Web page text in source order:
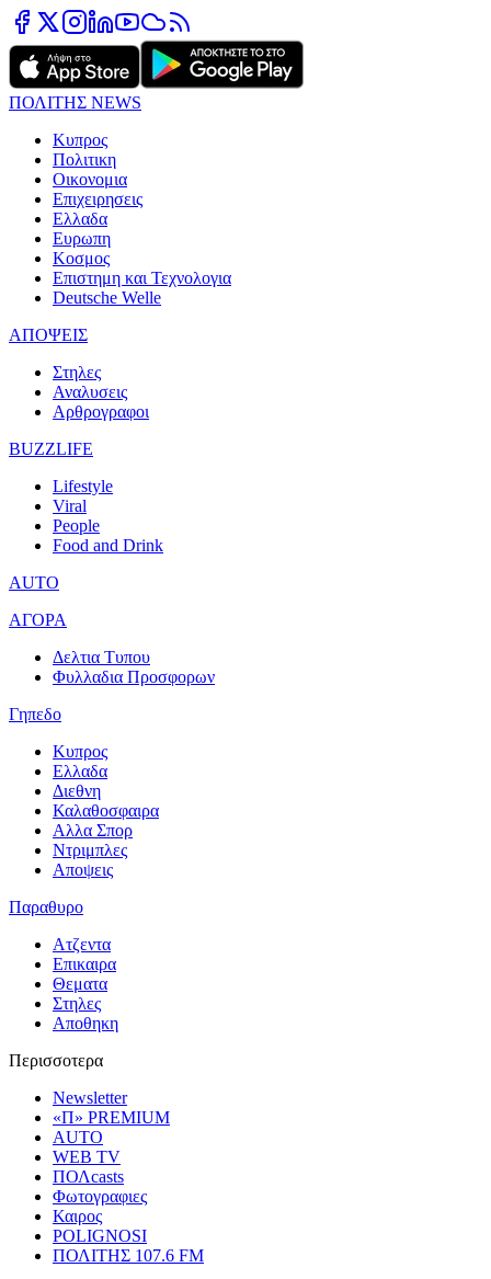
ΠΟΛΙΤΗΣ NEWS
Κυπρος
Πολιτικη
Οικονομια
Επιχειρησεις
Ελλαδα
Ευρωπη
Κοσμος
Επιστημη και Τεχνολογια
Deutsche Welle
ΑΠΟΨΕΙΣ
Στηλες
Αναλυσεις
Αρθρογραφοι
BUZZLIFE
Lifestyle
Viral
People
Food and Drink
AUTO
ΑΓΟΡΑ
Δελτια Τυπου
Φυλλαδια Προσφορων
Γηπεδο
Κυπρος
Ελλαδα
Διεθνη
Καλαθοσφαιρα
Αλλα Σπορ
Ντριμπλες
Αποψεις
Παραθυρο
Ατζεντα
Επικαιρα
Θεματα
Στηλες
Αποθηκη
Περισσοτερα
Newsletter
«Π» PREMIUM
AUTO
WEB TV
ΠΟΛcasts
Φωτογραφιες
Καιρος
POLIGNOSI
ΠΟΛΙΤΗΣ 107.6 FM